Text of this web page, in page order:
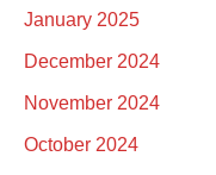
January 2025
December 2024
November 2024
October 2024